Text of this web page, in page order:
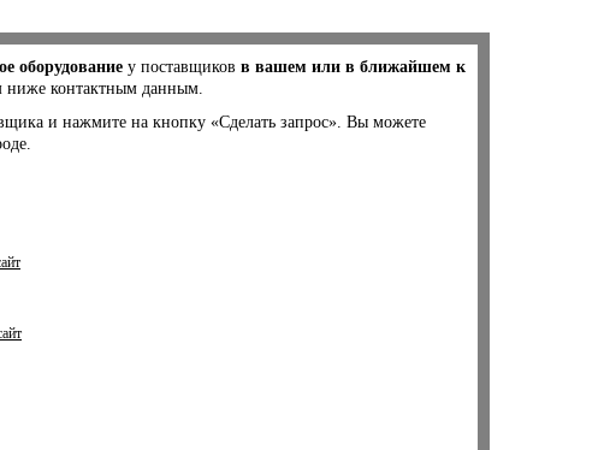
оборудование у поставщиков в вашем или в ближайшем к
ниже контактным данным.
и нажмите на кнопку «Сделать запрос». Вы можете